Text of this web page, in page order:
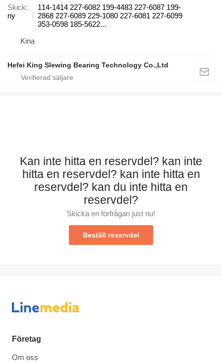
Skick
ny
114-1414 227-6082 199-4483 227-6087 199-
2868 227-6089 229-1080 227-6081 227-6099
353-0598 185-5622...
Kina
Hefei King Slewing Bearing Technology Co.,Ltd
Kan inte hitta en reservdel? kan inte
hitta en reservdel? kan inte hitta en
reservdel? kan du inte hitta en
reservdel?
Skicka en förfrågan just nu!
Beställ reservdel
Företag
Om oss